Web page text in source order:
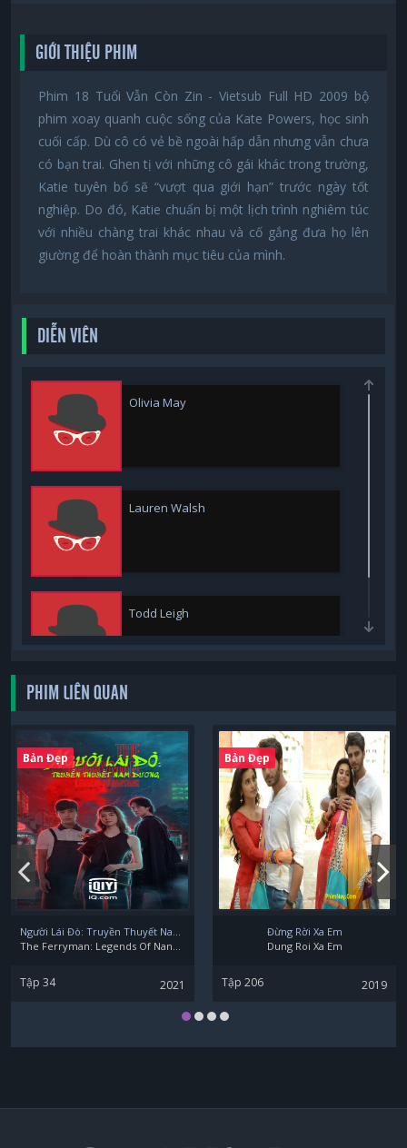
GIỚI THIỆU PHIM
Phim 18 Tuổi Vẫn Còn Zin - Vietsub Full HD 2009 bộ
phim xoay quanh cuộc sống của Kate Powers, học sinh
cuối cấp. Dù cô có vẻ bề ngoài hấp dẫn nhưng vẫn chưa
có bạn trai. Ghen tị với những cô gái khác trong trường,
Katie tuyên bố sẽ “vượt qua giới hạn” trước ngày tốt
nghiệp. Do đó, Katie chuẩn bị một lịch trình nghiêm túc
với nhiều chàng trai khác nhau và cố gắng đưa họ lên
giường để hoàn thành mục tiêu của mình.
DIỄN VIÊN
Olivia May
Lauren Walsh
Todd Leigh
PHIM LIÊN QUAN
Bản Đẹp
Tập 34 2021
Bản Đẹp
Đừng Rời Xa Em
Dung Roi Xa Em
Tập 206 2019